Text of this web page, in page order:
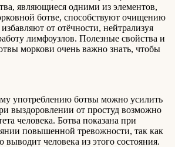
являющиеся одними из элементов,
ботве, способствуют очищению
от отёчности, нейтрализуя
лимфоузлов. Полезные свойства и
моркови очень важно знать, чтобы
употреблению ботвы можно усилить
выздоровлении от простуд возможно
человека. Ботва показана при
повышенной тревожности, так как
человека из этого состояния.